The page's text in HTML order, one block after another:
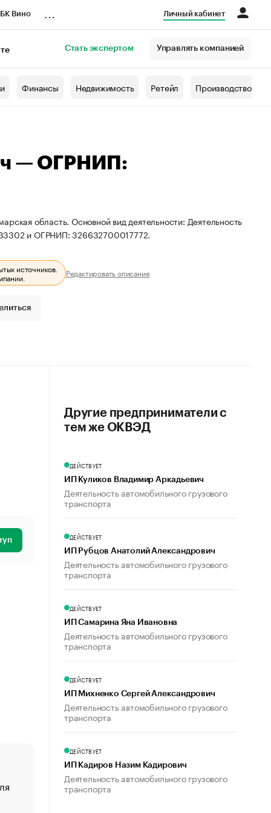
Вино Личный кабинет
Стать экспертом Управлять компанией
Финансы Недвижимость Ретейл Производство
— ОГРНИП:
область. Основной вид деятельности: Деятельность
и ОГРНИП: 326632700017772.
источников.
Редактировать описание
«От спорта тело стареет иначе». Как живет глава
создавшей GTA
Другие предприниматели с
тем же ОКВЭД
ДЕЙСТВУЕТ
ИП Куликов Владимир Аркадьевич
Деятельность автомобильного грузового
транспорта
ДЕЙСТВУЕТ
ИП Рубцов Анатолий Александрович
Деятельность автомобильного грузового
транспорта
ДЕЙСТВУЕТ
ИП Самарина Яна Ивановна
Деятельность автомобильного грузового
транспорта
ДЕЙСТВУЕТ
ИП Михненко Сергей Александрович
Деятельность автомобильного грузового
транспорта
ДЕЙСТВУЕТ
ИП Кадиров Назим Кадирович
Деятельность автомобильного грузового
транспорта